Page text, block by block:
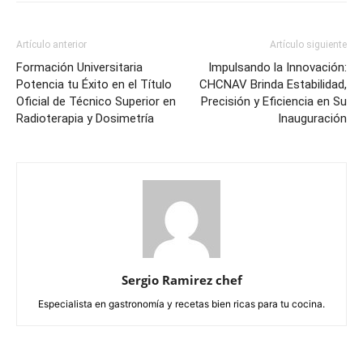
Artículo anterior
Formación Universitaria
Potencia tu Éxito en el Título
Oficial de Técnico Superior en
Radioterapia y Dosimetría
Artículo siguiente
Impulsando la Innovación:
CHCNAV Brinda Estabilidad,
Precisión y Eficiencia en Su
Inauguración
Sergio Ramirez chef
Especialista en gastronomía y recetas bien ricas para tu cocina.